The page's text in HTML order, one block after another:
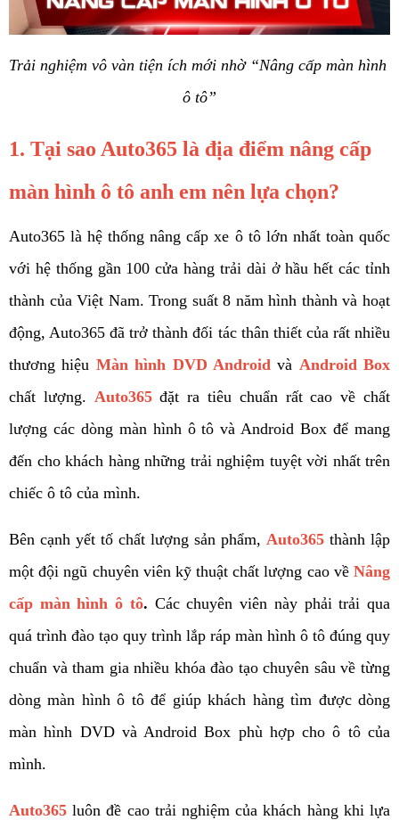
Trải nghiệm vô vàn tiện ích mới nhờ “Nâng cấp màn hình
ô tô”
1. Tại sao Auto365 là địa điểm nâng cấp
màn hình ô tô anh em nên lựa chọn?
Auto365 là hệ thống nâng cấp xe ô tô lớn nhất toàn quốc
với hệ thống gần 100 cửa hàng trải dài ở hầu hết các tỉnh
thành của Việt Nam. Trong suất 8 năm hình thành và hoạt
động, Auto365 đã trở thành đối tác thân thiết của rất nhiều
thương hiệu Màn hình DVD Android và Android Box
chất lượng. Auto365 đặt ra tiêu chuẩn rất cao về chất
lượng các dòng màn hình ô tô và Android Box để mang
đến cho khách hàng những trải nghiệm tuyệt vời nhất trên
chiếc ô tô của mình.
Bên cạnh yết tố chất lượng sản phẩm, Auto365 thành lập
một đội ngũ chuyên viên kỹ thuật chất lượng cao về Nâng
cấp màn hình ô tô. Các chuyên viên này phải trải qua
quá trình đào tạo quy trình lắp ráp màn hình ô tô đúng quy
chuẩn và tham gia nhiều khóa đào tạo chuyên sâu về từng
dòng màn hình ô tô để giúp khách hàng tìm được dòng
màn hình DVD và Android Box phù hợp cho ô tô của
mình.
Auto365 luôn đề cao trải nghiệm của khách hàng khi lựa